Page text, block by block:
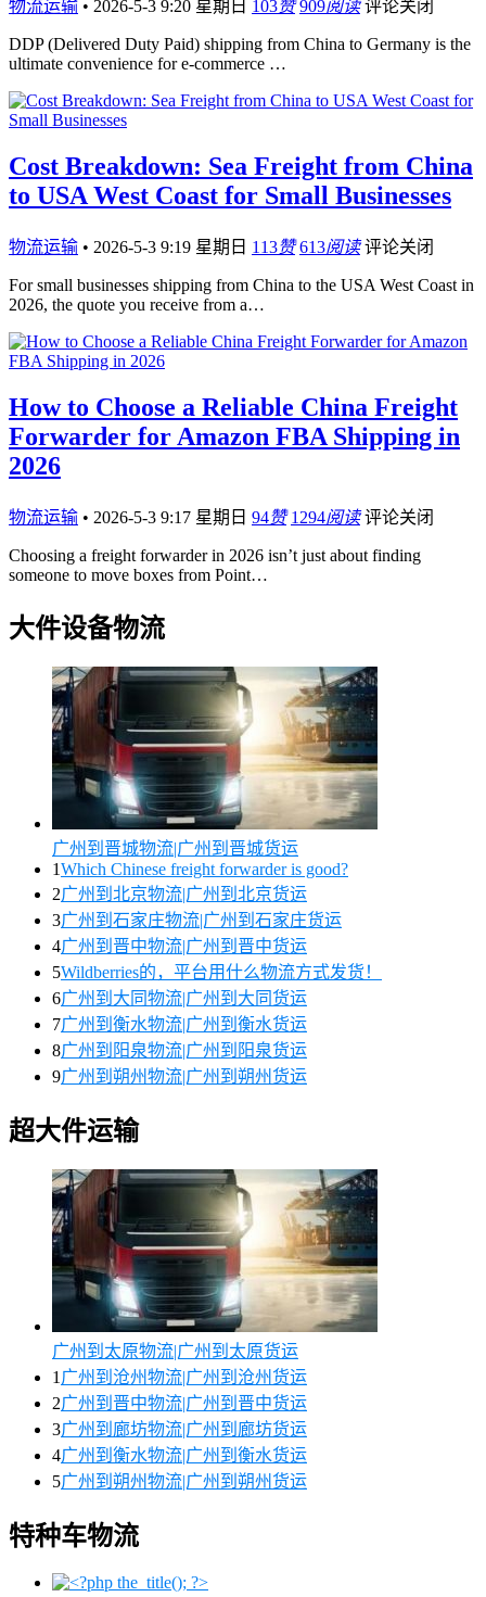
物流运输 • 2026-5-3 9:20 星期日 103赞 909阅读 评论关闭
DDP (Delivered Duty Paid) shipping from China to Germany is the
ultimate convenience for e-commerce …
Cost Breakdown: Sea Freight from China
to USA West Coast for Small Businesses
物流运输 • 2026-5-3 9:19 星期日 113赞 613阅读 评论关闭
For small businesses shipping from China to the USA West Coast in
2026, the quote you receive from a…
How to Choose a Reliable China Freight
Forwarder for Amazon FBA Shipping in
2026
物流运输 • 2026-5-3 9:17 星期日 94赞 1294阅读 评论关闭
Choosing a freight forwarder in 2026 isn’t just about finding
someone to move boxes from Point…
大件设备物流
广州到晋城物流|广州到晋城货运
1Which Chinese freight forwarder is good?
2广州到北京物流|广州到北京货运
3广州到石家庄物流|广州到石家庄货运
4广州到晋中物流|广州到晋中货运
5Wildberries的，平台用什么物流方式发货！
6广州到大同物流|广州到大同货运
7广州到衡水物流|广州到衡水货运
8广州到阳泉物流|广州到阳泉货运
9广州到朔州物流|广州到朔州货运
超大件运输
广州到太原物流|广州到太原货运
1 广州到沧州物流|广州到沧州货运
2广州到晋中物流|广州到晋中货运
3广州到廊坊物流|广州到廊坊货运
4广州到衡水物流|广州到衡水货运
5广州到朔州物流|广州到朔州货运
特种车物流